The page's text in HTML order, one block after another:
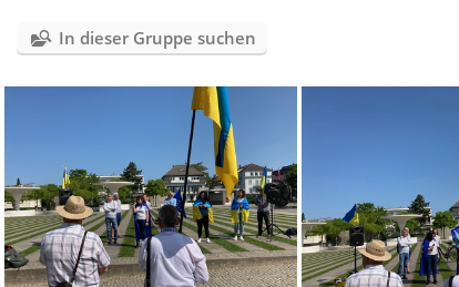
In dieser Gruppe suchen